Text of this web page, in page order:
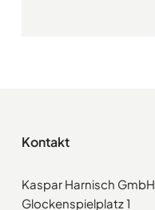
Kontakt
Kaspar Harnisch GmbH
Glockenspielplatz 1